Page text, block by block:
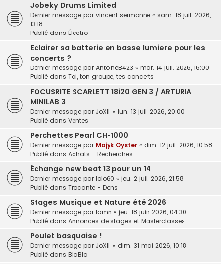
Jobeky Drums Limited
Dernier message par vincent sermonne « sam. 18 juil. 2026,
13:18
Publié dans Électro
Eclairer sa batterie en basse lumiere pour les
concerts ?
Dernier message par AntoineB423 « mar. 14 juil. 2026, 16:00
Publié dans Toi, ton groupe, tes concerts
FOCUSRITE SCARLETT 18i20 GEN 3 / ARTURIA
MINILAB 3
Dernier message par JoXIII « lun. 13 juil. 2026, 20:00
Publié dans Ventes
Perchettes Pearl CH-1000
Dernier message par Majyk Oyster « dim. 12 juil. 2026, 10:58
Publié dans Achats - Recherches
Échange new beat 13 pour un 14
Dernier message par lolo60 « jeu. 2 juil. 2026, 21:58
Publié dans Trocante - Dons
Stages Musique et Nature été 2026
Dernier message par lamn « jeu. 18 juin 2026, 04:30
Publié dans Annonces de stages et Masterclasses
Poulet basquaise !
Dernier message par JoXIII « dim. 31 mai 2026, 10:18
Publié dans BlaBla